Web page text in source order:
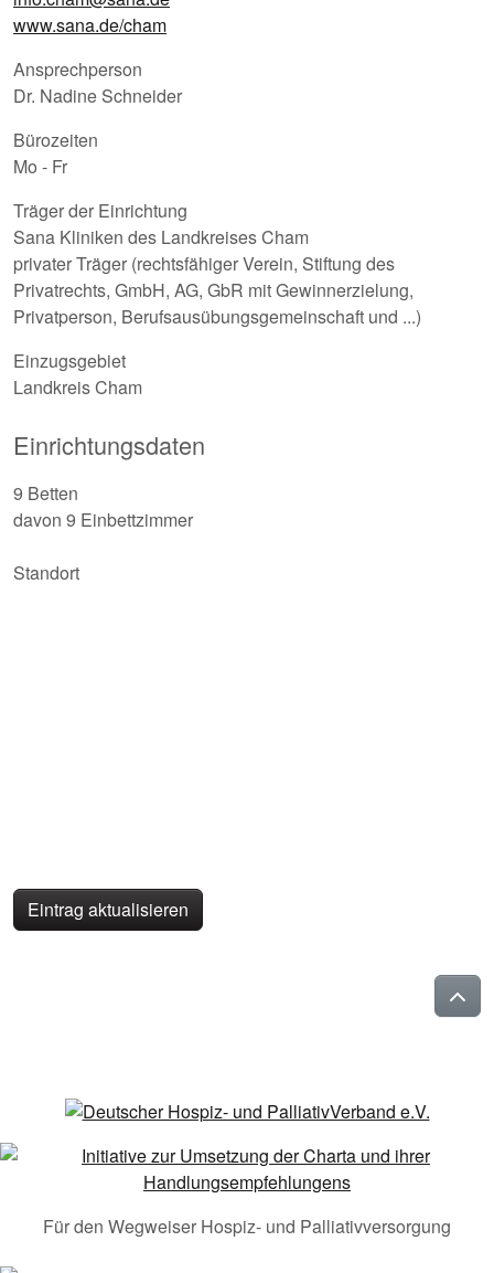
www.sana.de/cham
Ansprechperson
Dr. Nadine Schneider
Bürozeiten
Mo - Fr
Träger der Einrichtung
Sana Kliniken des Landkreises Cham
privater Träger (rechtsfähiger Verein, Stiftung des
Privatrechts, GmbH, AG, GbR mit Gewinnerzielung,
Privatperson, Berufsausübungsgemeinschaft und ...)
Einzugsgebiet
Landkreis Cham
Einrichtungsdaten
9 Betten
davon 9 Einbettzimmer
Standort
Eintrag aktualisieren
Für den Wegweiser Hospiz- und Palliativversorgung